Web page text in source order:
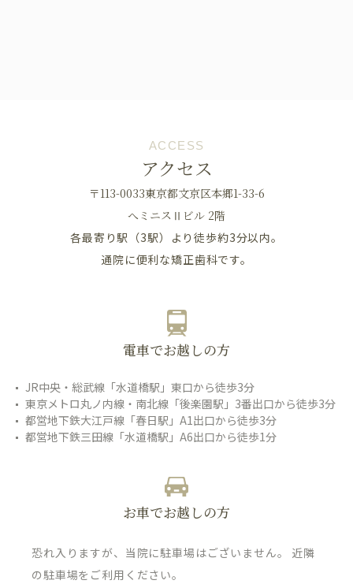
ACCESS
アクセス
〒113-0033東京都文京区本郷1-33-6
へミニスⅡビル 2階
各最寄り駅（3駅）より徒歩約3分以内。
通院に便利な矯正歯科です。
電車でお越しの方
JR中央・総武線「水道橋駅」東口から徒歩3分
東京メトロ丸ノ内線・南北線「後楽園駅」3番出口から徒歩3分
都営地下鉄大江戸線「春日駅」A1出口から徒歩3分
都営地下鉄三田線「水道橋駅」A6出口から徒歩1分
お車でお越しの方
恐れ入りますが、当院に駐車場はございません。 近隣
の駐車場をご利用ください。